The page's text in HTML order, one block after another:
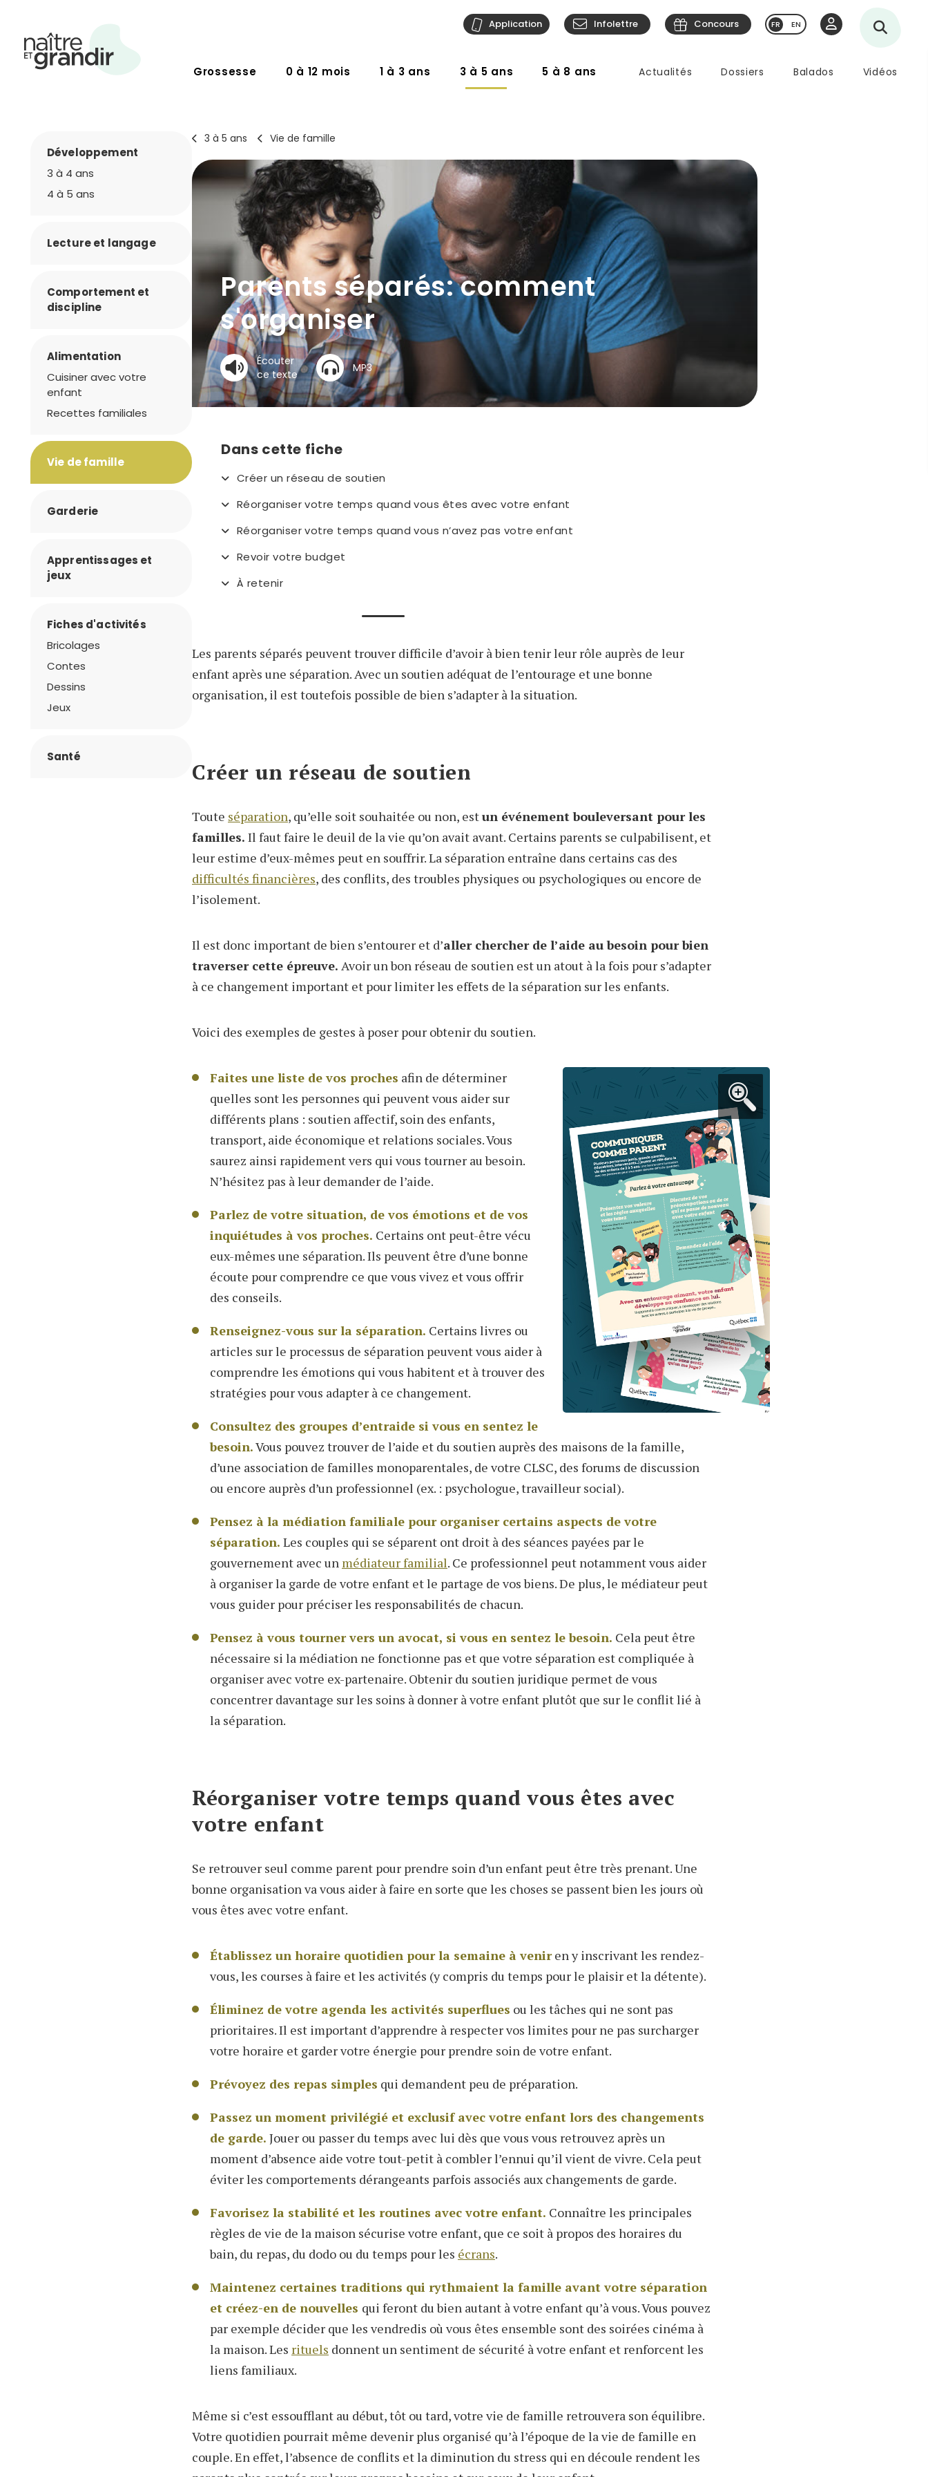
Grossesse 0 à 12 mois 1 à 3 ans 3 à 5 ans 5 à 8 ans Actualités Dossiers Balados Vidéos
Application Infolettre Concours EN
3 à 5 ans Vie de famille
Parents séparés: comment
s'organiser
Écouter
ce texte
MP3
Dans cette fiche
Créer un réseau de soutien
Réorganiser votre temps quand vous êtes avec votre enfant
Réorganiser votre temps quand vous n’avez pas votre enfant
Revoir votre budget
À retenir
Les parents séparés peuvent trouver difficile d’avoir àbien tenirleur rôle auprès de leur
enfant après une séparation. Avec un soutien adéquat de l’entourage et une bonne
organisation, il est toutefois possible de bien s’adapter à la situation.
Créer un réseau de soutien
Toute séparation, qu’elle soit souhaitée ou non, estun événement bouleversant pour les
familles. Il faut faire le deuil de la vie qu’on avait avant. Certains parents se culpabilisent, et
leur estime d’eux-mêmes peut en souffrir. La séparation entraîne dans certains cas des
difficultés financières, des conflits, des troubles physiques ou psychologiques ou encore de
l’isolement.
Il est donc important de bien s’entourer et d’aller chercher de l’aide au besoin pour bien
traverser cette épreuve. Avoir un bon réseau de soutien est un atout à la fois pour s’adapter
à ce changement important et pourlimiter les effets de la séparation sur les enfants.
Voici des exemples de gestes à poser pour obtenir du soutien.
Faites une liste de vos proches afin de déterminer
quelles sont les personnes qui peuvent vous aider sur
différents plans : soutien affectif, soin des enfants,
transport, aide économique et relations sociales. Vous
saurez ainsi rapidement vers qui vous tourner au besoin.
N’hésitez pas à leur demander de l’aide.
Parlez de votre situation, de vos émotions et de vos
inquiétudes à vos proches. Certains ont peut-être vécu
eux-mêmes une séparation. Ils peuvent être d’une bonne
écoute pour comprendre ce que vous vivez et vous offrir
des conseils.
Renseignez-vous sur la séparation. Certains livres ou
articles sur le processus de séparation peuvent vous aider à
comprendre les émotions qui vous habitent et à trouver des
stratégies pour vous adapter à ce changement.
Consultez des groupes d’entraide si vous en sentez le
besoin.Vous pouvez trouver de l’aide et du soutien auprès des maisons de la famille,
d’une association de familles monoparentales, de votre CLSC, des forums de discussion
ou encore auprès d’un professionnel (ex. : psychologue, travailleur social).
Pensez à la médiation familiale pour organiser certains aspects de votre
séparation. Les couples qui se séparent ont droit à des séances payées par le
gouvernement avec un médiateur familial. Ce professionnel peut notamment vous aider
à organiser la garde de votre enfant et le partage de vos biens. De plus, le médiateur peut
vous guider pour préciser les responsabilités de chacun.
Pensez à vous tourner vers un avocat, si vous en sentez le besoin. Cela peut être
nécessaire si la médiation ne fonctionne pas et que votre séparation est compliquée à
organiser avec votre ex-partenaire. Obtenir du soutien juridique permet de vous
concentrer davantage sur les soins à donner à votre enfant plutôt que sur le conflit lié à
la séparation.
Réorganiser votre temps quand vous êtes avec
votre enfant
Se retrouver seul comme parent pour prendre soin d’un enfant peut être très prenant. Une
bonne organisation va vous aider à faire en sorte que les choses se passent bien les jours où
vous êtes avec votre enfant.
Établissez un horaire quotidien pour la semaine à veniren y inscrivant les rendez-
vous, les courses à faire et les activités (y compris du temps pour le plaisir et la détente).
Éliminez de votre agenda les activités superflues ou les tâches qui ne sont pas
prioritaires. Il est important d’apprendre à respecter vos limites pour ne pas surcharger
votre horaire et garder votre énergie pour prendre soin de votre enfant.
Prévoyez des repas simples qui demandent peu de préparation.
Passez un moment privilégié et exclusif avec votre enfant lors des changements
de garde. Jouer ou passer du temps avec lui dès que vous vous retrouvez après un
moment d’absence aide votre tout-petit à combler l’ennui qu’il vient de vivre. Cela peut
éviter les comportements dérangeants parfois associés aux changements de garde.
Favorisez la stabilité et les routines avec votre enfant. Connaître les principales
règles de vie de la maison sécurise votre enfant, que ce soit à propos des horaires du
bain, du repas, du dodo ou du temps pour les écrans.
Maintenez certaines traditions qui rythmaient la famille avant votre séparation
et créez-en de nouvelles qui feront du bien autant à votre enfant qu’à vous. Vous pouvez
par exemple décider que les vendredis où vous êtes ensemble sont des soirées cinéma à
la maison. Les rituels donnent un sentiment de sécurité à votre enfant et renforcent les
liens familiaux.
Même si c’est essoufflant au début, tôt ou tard, votre vie de famille retrouvera son équilibre.
Votre quotidien pourrait même devenir plus organisé qu’à l’époque de lavie de famille en
couple. En effet, l’absence de conflits et la diminution du stress qui en découle rendent les
Développement
3 à 4 ans
4 à 5 ans
Lecture et langage
Comportement et
discipline
Alimentation
Cuisiner avec votre
enfant
Recettes familiales
Vie de famille
Garderie
Apprentissages et
jeux
Fiches d'activités
Bricolages
Contes
Dessins
Jeux
Santé